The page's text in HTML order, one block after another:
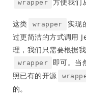
wrapper
这类 wrapper
实现
过更简洁的方式调用
理，我们只需要根据
wrapper
即可。当
照已有的开源
的。